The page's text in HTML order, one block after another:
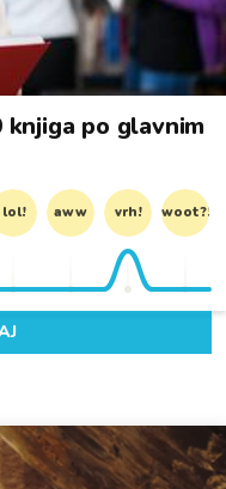
po glavnim
lol! aww vrh! woot?!